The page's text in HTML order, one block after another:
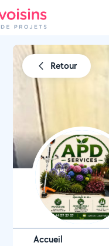
Retour
Accueil